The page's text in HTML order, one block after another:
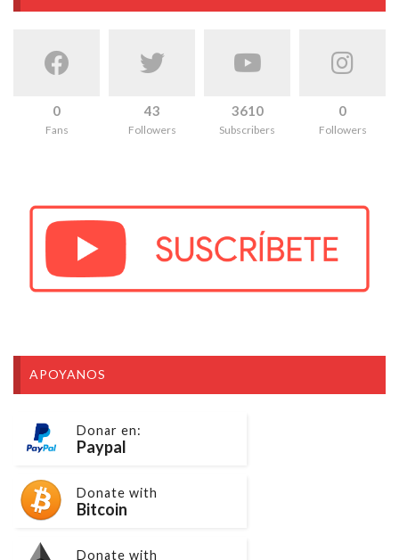
0
Fans
43
Followers
3610
Subscribers
0
Followers
APOYANOS
Donar en:
Paypal
Donate with
Bitcoin
Donate with